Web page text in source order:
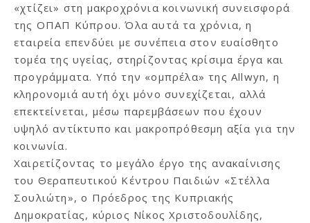
«χτίζει» στη μακροχρόνια κοινωνική συνεισφορά
της ΟΠΑΠ Κύπρου. Όλα αυτά τα χρόνια, η
εταιρεία επενδύει με συνέπεια στον ευαίσθητο
τομέα της υγείας, στηρίζοντας κρίσιμα έργα και
προγράμματα. Υπό την «ομπρέλα» της Allwyn, η
κληρονομιά αυτή όχι μόνο συνεχίζεται, αλλά
επεκτείνεται, μέσω παρεμβάσεων που έχουν
υψηλό αντίκτυπο και μακροπρόθεσμη αξία για την
κοινωνία.
Χαιρετίζοντας το μεγάλο έργο της ανακαίνισης
του Θεραπευτικού Κέντρου Παιδιών «Στέλλα
Σουλιώτη», ο Πρόεδρος της Κυπριακής
Δημοκρατίας, κύριος Νίκος Χριστοδουλίδης,